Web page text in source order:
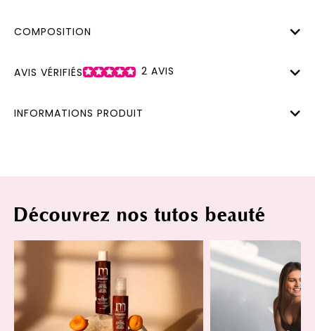
COMPOSITION
AVIS VÉRIFIÉS 2 AVIS
INFORMATIONS PRODUIT
Découvrez nos tutos beauté